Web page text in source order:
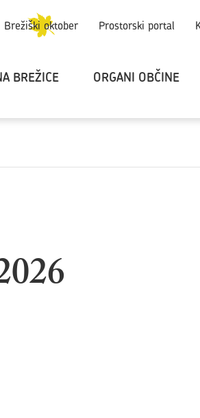
Brežiški oktober Prostorski portal
BREŽICE ORGANI OBČINE